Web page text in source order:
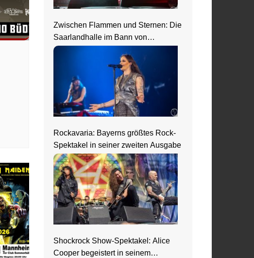
Zwischen Flammen und Sternen: Die
Saarlandhalle im Bann von
Nightwish
Rockavaria: Bayerns größtes Rock-
Spektakel in seiner zweiten Ausgabe
Shockrock Show-Spektakel: Alice
Cooper begeistert in seinem